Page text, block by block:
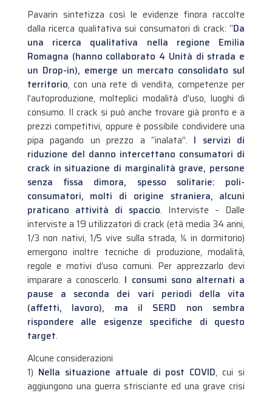
Pavarin sintetizza così le evidenze finora raccolte
dalla ricerca qualitativa sui consumatori di crack: “Da
una ricerca qualitativa nella regione Emilia
Romagna (hanno collaborato 4 Unità di strada e
un Drop-in), emerge un mercato consolidato sul
territorio, con una rete di vendita, competenze per
l’autoproduzione, molteplici modalità d’uso, luoghi di
consumo. Il crack si può anche trovare già pronto e a
prezzi competitivi, oppure è possibile condividere una
pipa pagando un prezzo a “inalata”. I servizi di
riduzione del danno intercettano consumatori di
crack in situazione di marginalità grave, persone
senza fissa dimora, spesso solitarie: poli-
consumatori, molti di origine straniera, alcuni
praticano attività di spaccio. Interviste – Dalle
interviste a 19 utilizzatori di crack (età media 34 anni,
1/3 non nativi, 1/5 vive sulla strada, ¼ in dormitorio)
emergono inoltre tecniche di produzione, modalità,
regole e motivi d’uso comuni. Per apprezzarlo devi
imparare a conoscerlo. I consumi sono alternati a
pause a seconda dei vari periodi della vita
(affetti, lavoro), ma il SERD non sembra
rispondere alle esigenze specifiche di questo
target.
Alcune considerazioni
1) Nella situazione attuale di post COVID, cui si
aggiungono una guerra strisciante ed una grave crisi